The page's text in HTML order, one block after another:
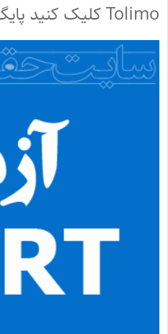
Tolimo کلیک کنید پایگاه…